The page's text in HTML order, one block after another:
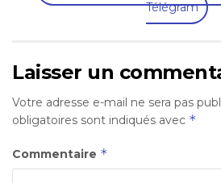
Télégram
Laisser un
Votre adresse e-mail ne sera pas
obligatoires sont indiqués avec *
Commentaire *